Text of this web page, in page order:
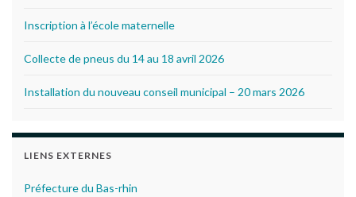
Inscription à l’école maternelle
Collecte de pneus du 14 au 18 avril 2026
Installation du nouveau conseil municipal – 20 mars 2026
LIENS EXTERNES
Préfecture du Bas-rhin